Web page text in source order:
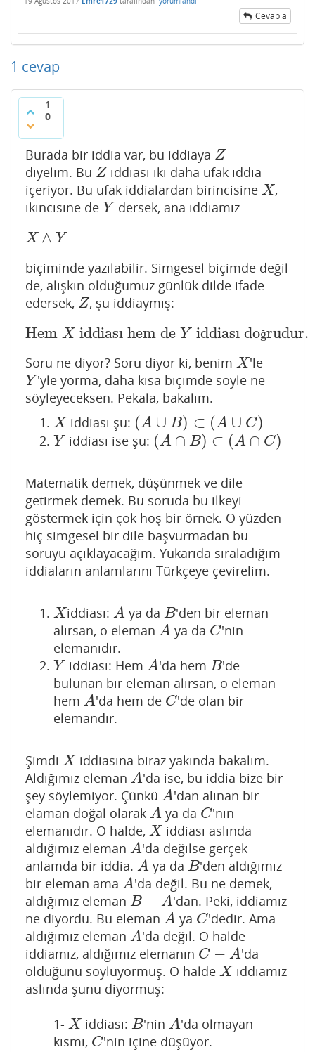
Cevapla
1 cevap
1
0
Burada bir iddia var, bu iddiaya Z
Z
diyelim. Bu Z
Z iddiası iki daha ufak iddia
içeriyor. Bu ufak iddialardan birincisine X
X ,
ikincisine de Y
Y dersek, ana iddiamız
X ∧ Y
X ∧Y
biçiminde yazılabilir. Simgesel biçimde değil
de, alışkın olduğumuz günlük dilde ifade
edersek, Z
Z , şu iddiaymış:
Hem Xiddiası hem de Yiddiası doğrudur.
Hem Xiddiası hem de Yiddiası doğrudur.
Soru ne diyor? Soru diyor ki, benim X
X 'le
Y
Y 'yle yorma, daha kısa biçimde söyle ne
söyleyeceksen. Pekala, bakalım.
X
X iddiası şu: (A ∪ B) ⊂ (A ∪ C)
(A∪ B) ⊂(A ∪C
Y
Y iddiası ise şu: (A ∩ B) ⊂ (A ∩ C)
(A∩ B) ⊂(A ∩C
Matematik demek, düşünmek ve dile
getirmek demek. Bu soruda bu ilkeyi
göstermek için çok hoş bir örnek. O yüzden
hiç simgesel bir dile başvurmadan bu
soruyu açıklayacağım. Yukarıda sıraladığım
iddiaların anlamlarını Türkçeye çevirelim.
X
X iddiası:A
A ya daB
B 'den bir eleman
alırsan, o eleman A
A ya da C
C 'nin
elemanıdır.
Y
Y iddiası: Hem A
A 'da hem B
B 'de
bulunan bir eleman alırsan, o eleman
hem A
A 'da hem de C
C 'de olan bir
elemandır.
Şimdi X
X
iddiasına biraz yakında bakalım.
Aldığımız eleman A
A 'da ise, bu iddia bize bir
şey söylemiyor. Çünkü A
A 'dan alınan bir
elaman doğal olarak A
A ya da C
C 'nin
elemanıdır. O halde, X
X
iddiası aslında
aldığımız eleman A
A 'da değilse gerçek
anlamda bir iddia. A
A ya da B
B 'den aldığımız
bir eleman ama A
A 'da değil. Bu ne demek,
aldığımız eleman B − A
B− A
'dan. Peki, iddiamız
ne diyordu. Bu eleman A
A ya C
C 'dedir. Ama
aldığımız eleman A
A 'da değil. O halde
iddiamız, aldığımız elemanın C − A
C− A
'da
olduğunu söylüyormuş. O halde X
X
iddiamız
aslında şunu diyormuş:
1- X
X iddiası:B
B 'ninA
A 'da olmayan
kısmı, C
C 'nin içine düşüyor.